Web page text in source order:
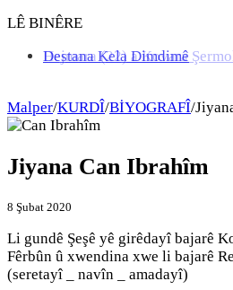
LÊ BINÊRE
Hejmara (22) a Kovara
Destana Kela Dimdimê
Malper/KURDÎ/BİYOGRAFÎ/
Jiyana Can Ibrahîm
8 Şubat 2020
Li gundê Şeşê yê girêdayî bajarê
Fêrbûn û xwendina xwe li bajarê
(seretayî _ navîn _ amadayî)